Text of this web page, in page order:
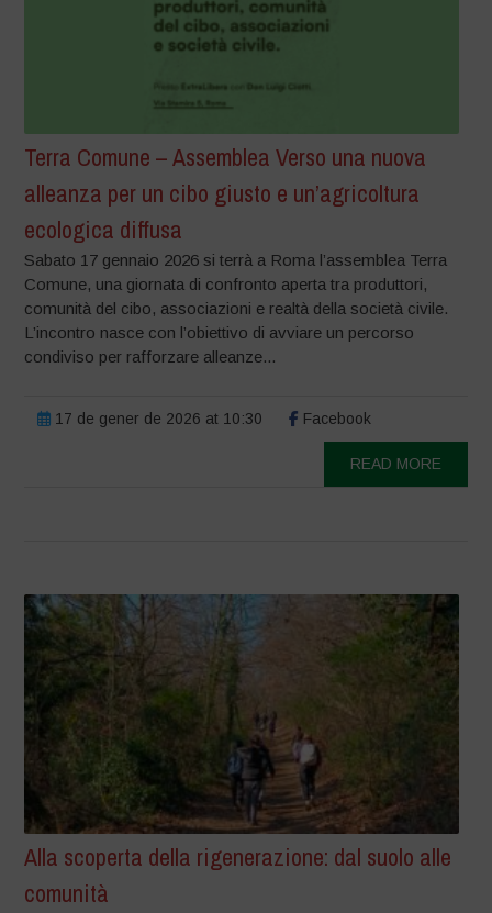
Terra Comune – Assemblea Verso una nuova
alleanza per un cibo giusto e un’agricoltura
ecologica diffusa
Sabato 17 gennaio 2026 si terrà a Roma l’assemblea Terra
Comune, una giornata di confronto aperta tra produttori,
comunità del cibo, associazioni e realtà della società civile.
L’incontro nasce con l’obiettivo di avviare un percorso
condiviso per rafforzare alleanze...
17 de gener de 2026 at 10:30 Facebook
READ MORE
Alla scoperta della rigenerazione: dal suolo alle
comunità